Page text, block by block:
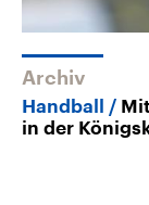
Archiv
Handball
in der